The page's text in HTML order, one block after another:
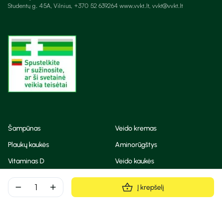
remove add Į krepšelį
Studentų g. 45A, Vilnius, +370 52 639264 www.vvkt.lt, vvkt@vvkt.lt
Šampūnas
Veido kremas
Plaukų kaukės
Aminorūgštys
Vitaminas D
Veido kaukės
Korėjietiška kosmetika
Eteriniai aliejai
Dezodorantas
BB ir CC kremas